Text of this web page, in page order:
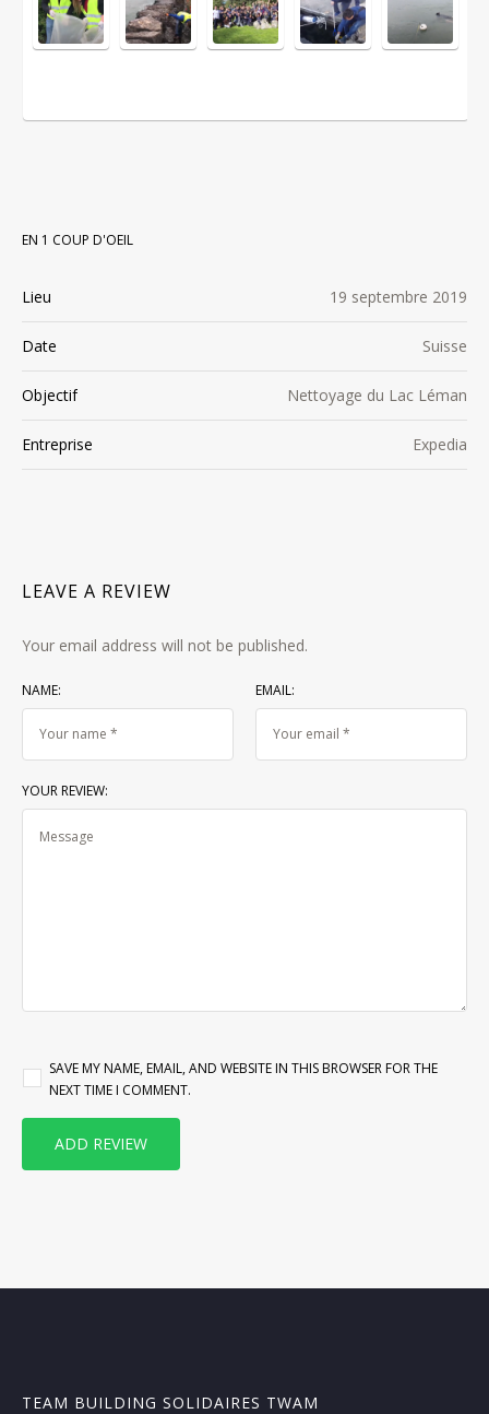
EN 1 COUP D'OEIL
Lieu 19 septembre 2019
Date Suisse
Objectif Nettoyage du Lac Léman
Entreprise Expedia
LEAVE A REVIEW
Your email address will not be published.
NAME: EMAIL:
YOUR REVIEW:
SAVE MY NAME, EMAIL, AND WEBSITE IN THIS BROWSER FOR THE
NEXT TIME I COMMENT.
TEAM BUILDING SOLIDAIRES TWAM